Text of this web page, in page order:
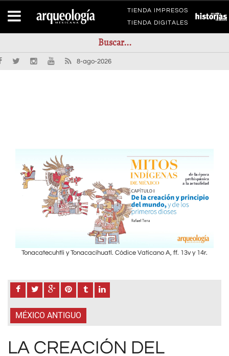
TIENDA IMPRESOS
TIENDA DIGITALES
8-ago-2026
Tonacatecuhtli y Tonacacíhuatl. Códice Vaticano A, ff. 13v y 14r.
MÉXICO ANTIGUO
LA CREACIÓN DEL